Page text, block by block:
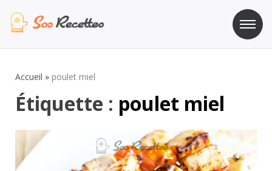
au
Accueil » poulet miel
Étiquette : poulet miel